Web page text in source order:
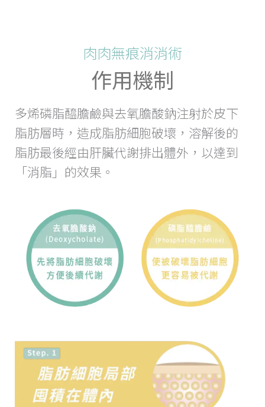
肉肉無痕消消術
作用機制
多烯磷脂醯膽鹼與去氧膽酸鈉注射於皮下
脂肪層時，造成脂肪細胞破壞，溶解後的
脂肪最後經由肝臟代謝排出體外，以達到
「消脂」的效果。